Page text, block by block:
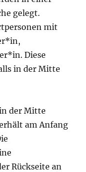
gelegt.
mit
Diese
in der Mitte
der Mitte
am Anfang
Rückseite an